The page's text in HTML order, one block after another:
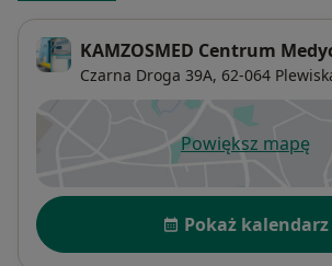
KAMZOSMED Centrum
Czarna Droga 39A, 62-064
Powiększ mapę
otwiera
Dostępność
Pokaż kalendarz